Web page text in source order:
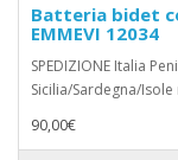
Batteria bidet
EMMEVI 12034
SPEDIZIONE Italia
Sicilia/Sardegna/
90,00€